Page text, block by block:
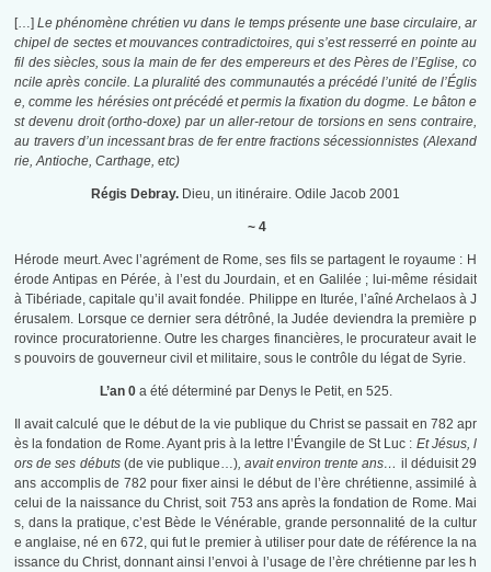
[…] Le phénomène chrétien vu dans le temps présente une base circulaire, ar
chipel de sectes et mouvances contradictoires, qui s’est resserré en pointe au
fil des siècles, sous la main de fer des empereurs et des Pères de l’Eglise, co
ncile après concile. La pluralité des communautés a précédé l’unité de l’Églis
e, comme les hérésies ont précédé et permis la fixation du dogme. Le bâton e
st devenu droit (ortho-doxe) par un aller-retour de torsions en sens contraire,
au travers d’un incessant bras de fer entre fractions sécessionnistes (Alexand
rie, Antioche, Carthage, etc)
Régis Debray. Dieu, un itinéraire. Odile Jacob 2001
~ 4
Hérode meurt. Avec l’agrément de Rome, ses fils se partagent le royaume : H
érode Antipas en Pérée, à l’est du Jourdain, et en Galilée ; lui-même résidait
à Tibériade, capitale qu’il avait fondée. Philippe en Iturée, l’aîné Archelaos à J
érusalem. Lorsque ce dernier sera détrôné, la Judée deviendra la première p
rovince procuratorienne. Outre les charges financières, le procurateur avait le
s pouvoirs de gouverneur civil et militaire, sous le contrôle du légat de Syrie.
L’an 0a été déterminé par Denys le Petit, en 525.
Il avait calculé que le début de la vie publique du Christ se passait en 782 apr
ès la fondation de Rome. Ayant pris à la lettre l’Évangile de St Luc : Et Jésus, l
ors de ses débuts(de vie publique…), avait environ trente ans… il déduisit 29
ans accomplis de 782 pour fixer ainsi le début de l’ère chrétienne, assimilé à
celui de la naissance du Christ, soit 753 ans après la fondation de Rome. Mai
s, dans la pratique, c’est Bède le Vénérable, grande personnalité de la cultur
e anglaise, né en 672, qui fut le premier à utiliser pour date de référence la na
issance du Christ, donnant ainsi l’envoi à l’usage de l’ère chrétienne par les h